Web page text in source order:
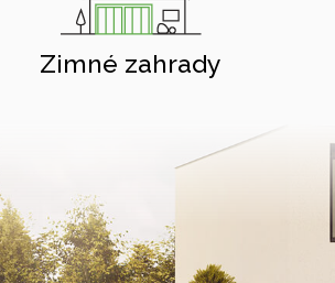
Zimné zahrady